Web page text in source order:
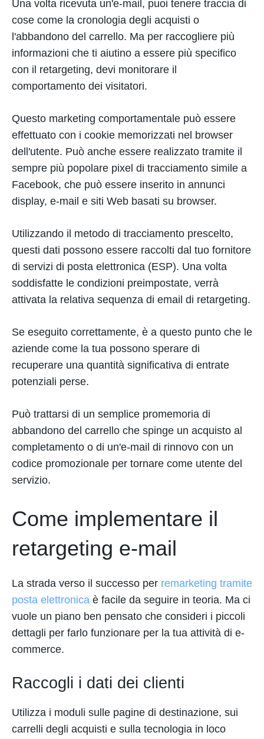
Una volta ricevuta un'e-mail, puoi tenere traccia di
cose come la cronologia degli acquisti o
l'abbandono del carrello. Ma per raccogliere più
informazioni che ti aiutino a essere più specifico
con il retargeting, devi monitorare il
comportamento dei visitatori.
Questo marketing comportamentale può essere
effettuato con i cookie memorizzati nel browser
dell'utente. Può anche essere realizzato tramite il
sempre più popolare pixel di tracciamento simile a
Facebook, che può essere inserito in annunci
display, e-mail e siti Web basati su browser.
Utilizzando il metodo di tracciamento prescelto,
questi dati possono essere raccolti dal tuo fornitore
di servizi di posta elettronica (ESP). Una volta
soddisfatte le condizioni preimpostate, verrà
attivata la relativa sequenza di email di retargeting.
Se eseguito correttamente, è a questo punto che le
aziende come la tua possono sperare di
recuperare una quantità significativa di entrate
potenziali perse.
Può trattarsi di un semplice promemoria di
abbandono del carrello che spinge un acquisto al
completamento o di un'e-mail di rinnovo con un
codice promozionale per tornare come utente del
servizio.
Come implementare il
retargeting e-mail
La strada verso il successo per remarketing tramite
posta elettronica è facile da seguire in teoria. Ma ci
vuole un piano ben pensato che consideri i piccoli
dettagli per farlo funzionare per la tua attività di e-
commerce.
Raccogli i dati dei clienti
Utilizza i moduli sulle pagine di destinazione, sui
carrelli degli acquisti e sulla tecnologia in loco